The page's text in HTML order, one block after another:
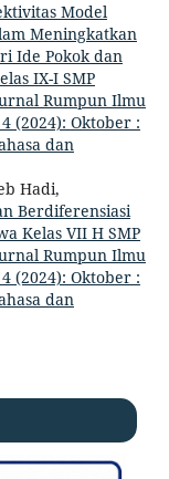
Model
Meningkatkan
Ide Pokok dan
IX-I SMP
Rumpun Ilmu
(2024): Oktober :
dan
Hadi,
Berdiferensiasi
Kelas VII H SMP
Rumpun Ilmu
(2024): Oktober :
dan